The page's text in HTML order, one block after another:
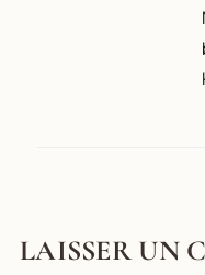
LAISSER UN